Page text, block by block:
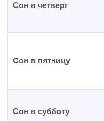
Сон в четверг
Сон в пятницу
Сон в субботу